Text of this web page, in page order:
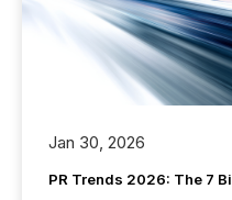
Jan 30, 2026
PR Trends 2026: The 7